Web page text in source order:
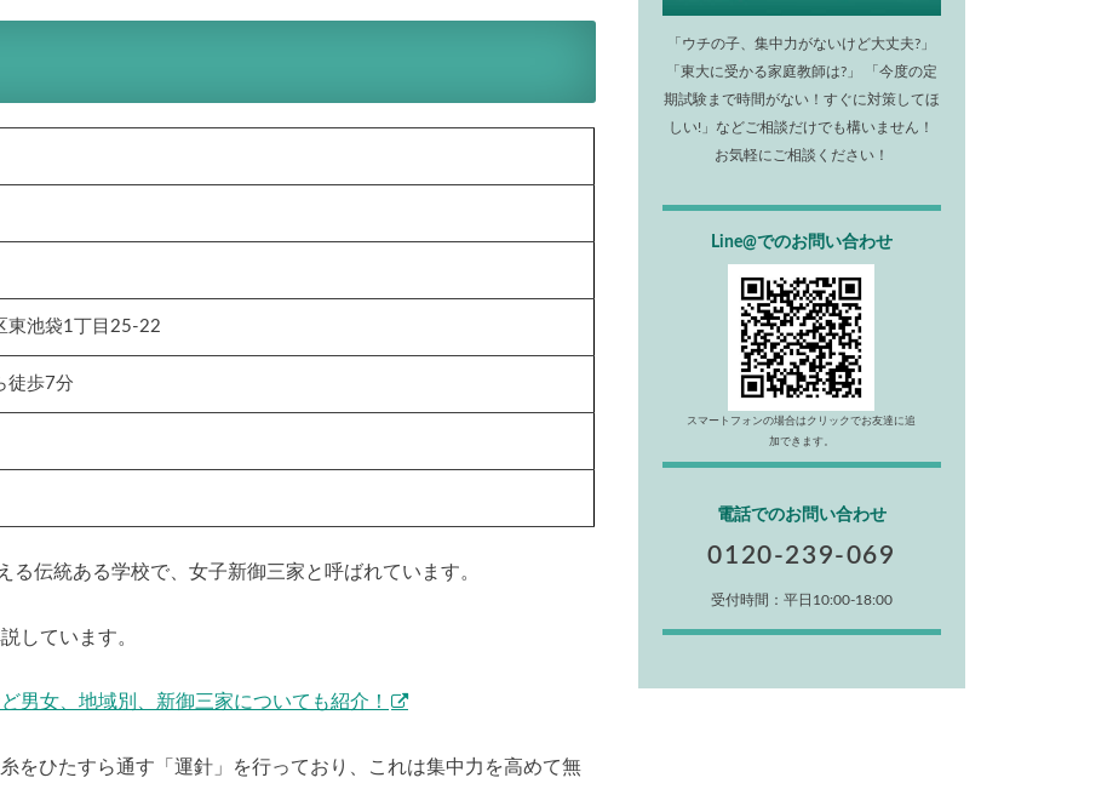
東池袋1丁目25-22
徒歩7分
伝統ある学校で、女子新御三家と呼ばれています。
しています。
男女、地域別、新御三家についても紹介！
をひたすら通す「運針」を行っており、これは集中力を高めて無
「ウチの子、集中力がないけど大丈夫?」
「東大に受かる家庭教師は?」 「今度の定
期試験まで時間がない！すぐに対策してほ
しい!」などご相談だけでも構いません！
お気軽にご相談ください！
Line@でのお問い合わせ
スマートフォンの場合はクリックでお友達に追
加できます。
電話でのお問い合わせ
0120-239-069
受付時間：平日10:00-18:00